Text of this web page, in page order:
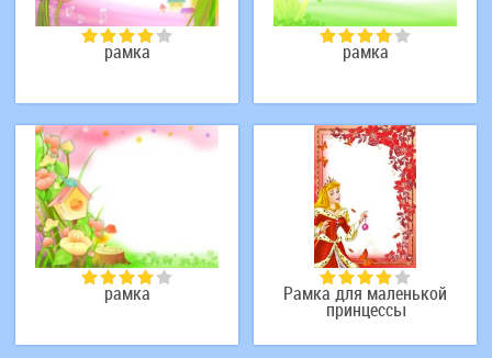
рамка рамка
рамка Рамка для маленькой
принцессы